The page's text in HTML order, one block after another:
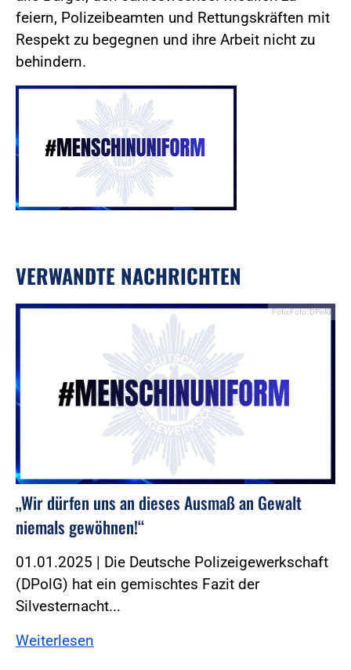
feiern, Polizeibeamten und Rettungskräften mit
Respekt zu begegnen und ihre Arbeit nicht zu
behindern.
VERWANDTE NACHRICHTEN
Foto:Foto: DPolG
„Wir dürfen uns an dieses Ausmaß an Gewalt
niemals gewöhnen!“
01.01.2025 | Die Deutsche Polizeigewerkschaft
(DPolG) hat ein gemischtes Fazit der
Silvesternacht...
Weiterlesen